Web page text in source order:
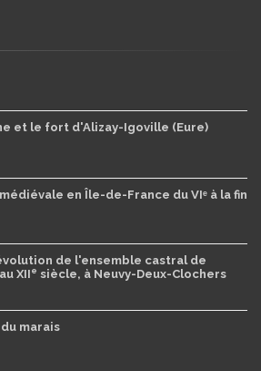
et le fort d'Alizay-Igoville (Eure)
en Île-de-France du VIᵉ à la fin
de l'ensemble castral de
au XIIe siècle, à Neuvy-Deux-Clochers
marais